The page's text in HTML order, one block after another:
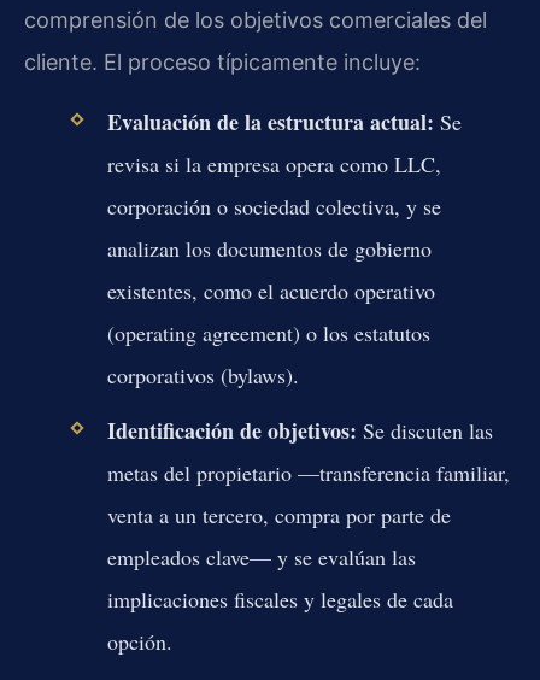
comprensión de los objetivos comerciales del
cliente. El proceso típicamente incluye:
Evaluación de la estructura actual: Se
revisa si la empresa opera como LLC,
corporación o sociedad colectiva, y se
analizan los documentos de gobierno
existentes, como el acuerdo operativo
(operating agreement) o los estatutos
corporativos (bylaws).
Identificación de objetivos: Se discuten las
metas del propietario —transferencia familiar,
venta a un tercero, compra por parte de
empleados clave— y se evalúan las
implicaciones fiscales y legales de cada
opción.